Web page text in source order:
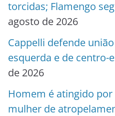
torcidas; Flamengo
agosto de 2026
Cappelli defende
esquerda e de centro-
de 2026
Homem é atingido
mulher de